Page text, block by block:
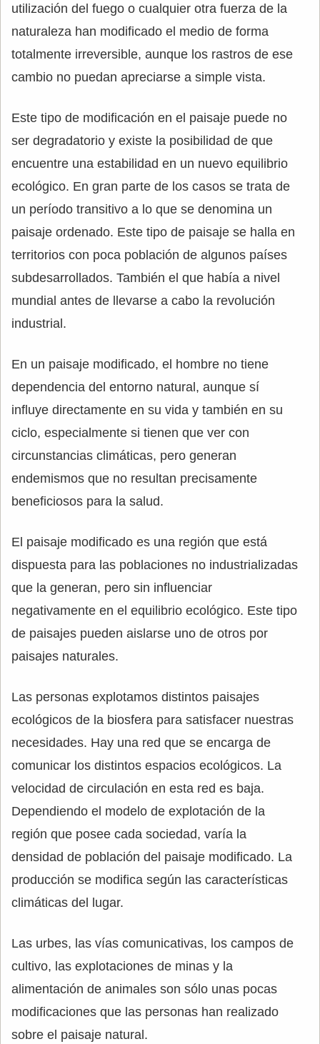
utilización del fuego o cualquier otra fuerza de la
naturaleza han modificado el medio de forma
totalmente irreversible, aunque los rastros de ese
cambio no puedan apreciarse a simple vista.
Este tipo de modificación en el paisaje puede no
ser degradatorio y existe la posibilidad de que
encuentre una estabilidad en un nuevo equilibrio
ecológico. En gran parte de los casos se trata de
un período transitivo a lo que se denomina un
paisaje ordenado. Este tipo de paisaje se halla en
territorios con poca población de algunos países
subdesarrollados. También el que había a nivel
mundial antes de llevarse a cabo la revolución
industrial.
En un paisaje modificado, el hombre no tiene
dependencia del entorno natural, aunque sí
influye directamente en su vida y también en su
ciclo, especialmente si tienen que ver con
circunstancias climáticas, pero generan
endemismos que no resultan precisamente
beneficiosos para la salud.
El paisaje modificado es una región que está
dispuesta para las poblaciones no industrializadas
que la generan, pero sin influenciar
negativamente en el equilibrio ecológico. Este tipo
de paisajes pueden aislarse uno de otros por
paisajes naturales.
Las personas explotamos distintos paisajes
ecológicos de la biosfera para satisfacer nuestras
necesidades. Hay una red que se encarga de
comunicar los distintos espacios ecológicos. La
velocidad de circulación en esta red es baja.
Dependiendo el modelo de explotación de la
región que posee cada sociedad, varía la
densidad de población del paisaje modificado. La
producción se modifica según las características
climáticas del lugar.
Las urbes, las vías comunicativas, los campos de
cultivo, las explotaciones de minas y la
alimentación de animales son sólo unas pocas
modificaciones que las personas han realizado
sobre el paisaje natural.